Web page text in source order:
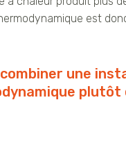
est
une
plutôt